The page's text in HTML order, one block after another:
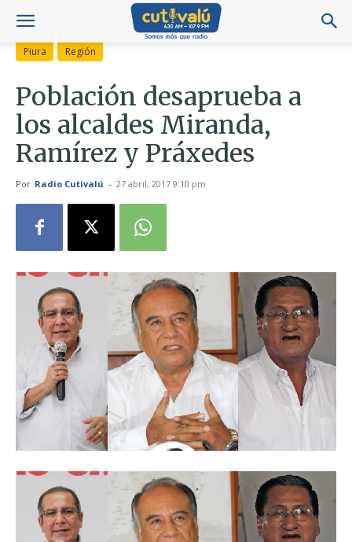
Piura Región
Población desaprueba a
los alcaldes Miranda,
Ramírez y Práxedes
Por Radio Cutivalú - 27 abril, 2017 9:10 pm